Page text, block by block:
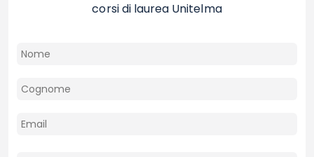
corsi di laurea Unitelma